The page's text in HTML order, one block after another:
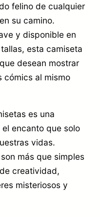
felino de cualquier
su camino.
y disponible en
esta camiseta
desean mostrar
cómics al mismo
es una
encanto que solo
vidas.
más que simples
creatividad,
misteriosos y